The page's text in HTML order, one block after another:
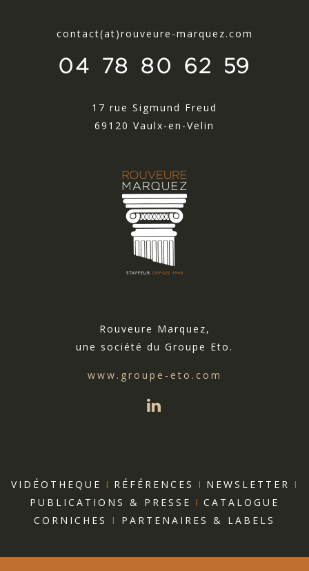
contact(at)rouveure-marquez.com
04 78 80 62 59
17 rue Sigmund Freud
69120 Vaulx-en-Velin
Rouveure Marquez,
une société du Groupe Eto.
www.groupe-eto.com
VIDÉOTHEQUE I RÉFÉRENCES I NEWSLETTER I
PUBLICATIONS & PRESSE I CATALOGUE
CORNICHES I PARTENAIRES & LABELS